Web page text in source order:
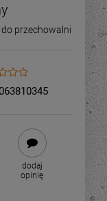
przechowalni
dodaj
opinię